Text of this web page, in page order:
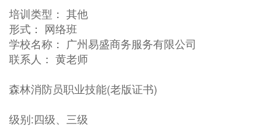
培训类型： 其他
形式： 网络班
学校名称： 广州易盛商务服务有限公司
联系人： 黄老师
森林消防员职业技能(老版证书)
级别:四级、三级